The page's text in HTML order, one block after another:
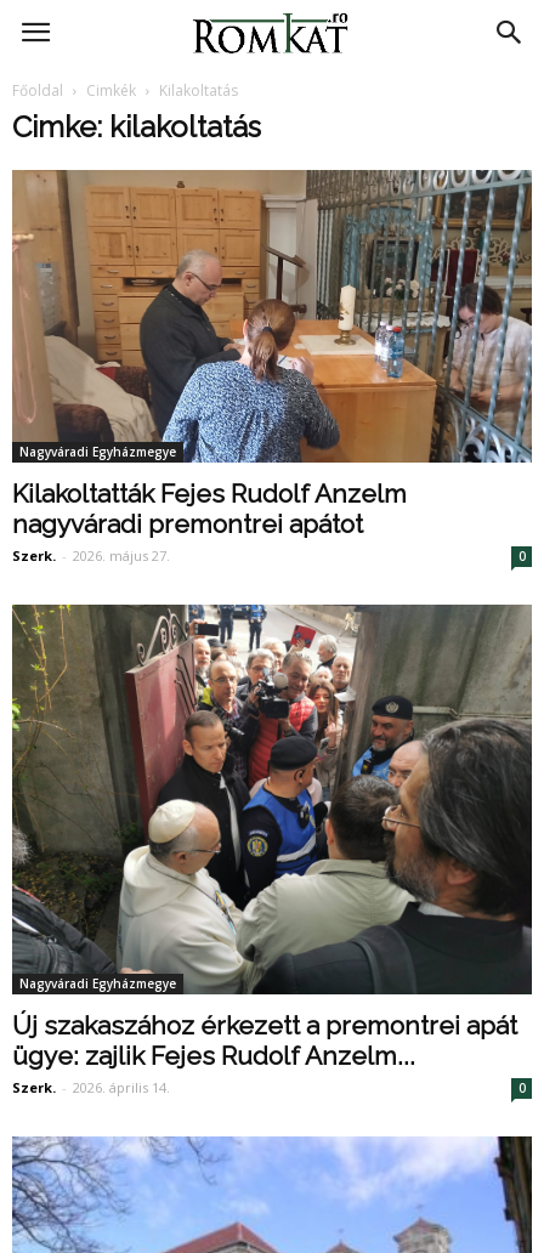
RomKat.ro
Főoldal Cimkék Kilakoltatás
Cimke: kilakoltatás
Nagyváradi Egyházmegye
Kilakoltatták Fejes Rudolf Anzelm
nagyváradi premontrei apátot
Szerk. - 2026. május 27. 0
Nagyváradi Egyházmegye
Új szakaszához érkezett a premontrei apát
ügye: zajlik Fejes Rudolf Anzelm...
Szerk. - 2026. április 14. 0